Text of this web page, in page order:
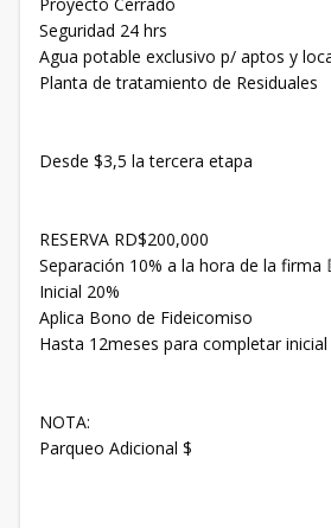
Seguridad 24 hrs
Agua potable exclusivo p/ aptos y
Planta de tratamiento de Residuales
Desde $3,5 la tercera etapa
RESERVA RD$200,000
Separación 10% a la hora de la firma
Inicial 20%
Aplica Bono de Fideicomiso
Hasta 12meses para completar inicial
NOTA:
Parqueo Adicional $